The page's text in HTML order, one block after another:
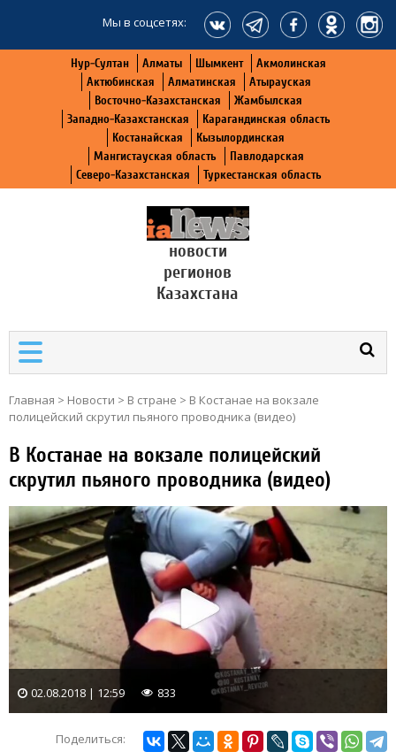
Мы в соцсетях:
Нур-Султан Алматы Шымкент
Акмолинская
Актюбинская
Алматинская
Атырауская
Восточно-Казахстанская
Жамбылская
Западно-Казахстанская
Карагандинская область
Костанайская
Кызылординская
Мангистауская область
Павлодарская
Северо-Казахстанская
Туркестанская область
новости
регионов
Казахстана
Главная > Новости > В стране > В Костанае на вокзале
полицейский скрутил пьяного проводника (видео)
В Костанае на вокзале полицейский
скрутил пьяного проводника (видео)
02.08.2018 | 12:59 833
Поделиться: